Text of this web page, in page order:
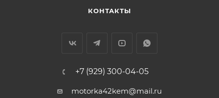
КОНТАКТЫ
+7 (929) 300-04-05
motorka42kem@mail.ru